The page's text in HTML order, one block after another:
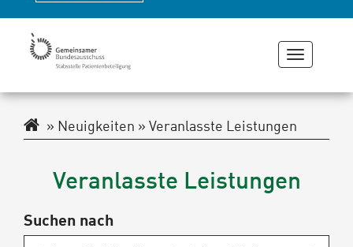
oder
Navigationspfad
Neuigkeiten Veranlasste Leistungen
Veranlasste Leistungen
Suchen nach